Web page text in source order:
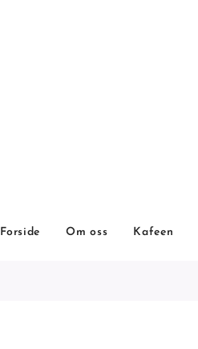
Forside Om oss Kafeen